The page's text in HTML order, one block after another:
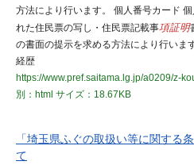
方法により行います。 個人番号カード
れた住民票の写し・住民票記載事項証明
の書面の提示を求める方法により行いま
経歴
https://www.pref.saitama.lg.jp/a0209/z-
別：html サイズ：18.67KB
「埼玉県ふぐの取扱い等に関する
て